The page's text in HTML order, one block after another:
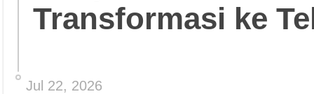
Transformasi ke
Jul 22, 2026